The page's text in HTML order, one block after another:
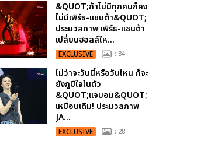
&QUOT;ถ้าไม่มีทุกคนก็คง
ไม่มีเพิร์ธ-แซนต้า&QUOT;
ประมวลภาพ เพิร์ธ-แซนต้า
เปลี่ยนฮอลล์ให...
EXCLUSIVE : 34
ไม่ว่าจะวันนี้หรือวันไหน ก็จะ
ยังภูมิใจในตัว
&QUOT;แจบอม&QUOT;
เหมือนเดิม! ประมวลภาพ
JA...
EXCLUSIVE : 28